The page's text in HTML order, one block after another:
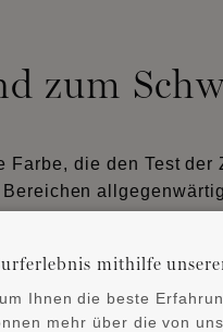
zum
die den Test
Hauch von Eleganz
SIE DIE PRODUKTE
mithilfe
Ihnen die beste
mehr über die von